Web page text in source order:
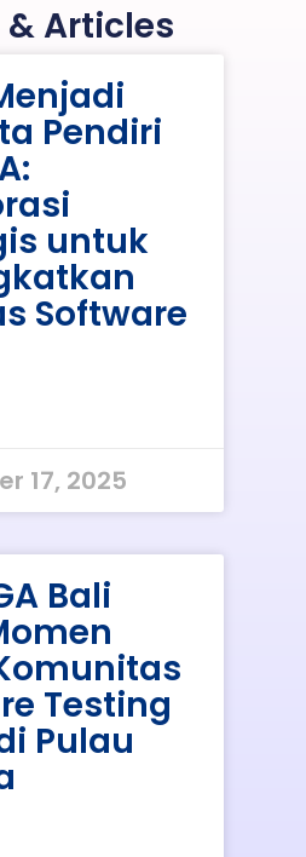
& Articles
Pendiri
untuk
Software
17, 2025
Bali
Testing
Pulau